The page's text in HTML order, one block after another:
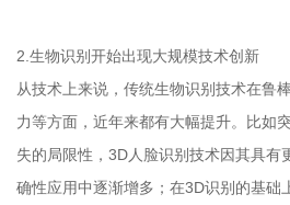
2.生物识别开始出现大规模技术创新
从技术上来说，传统生物识别技术在鲁
力等方面，近年来都有大幅提升。比如
失的局限性，3D人脸识别技术因其具有
确性应用中逐渐增多；在3D识别的基础